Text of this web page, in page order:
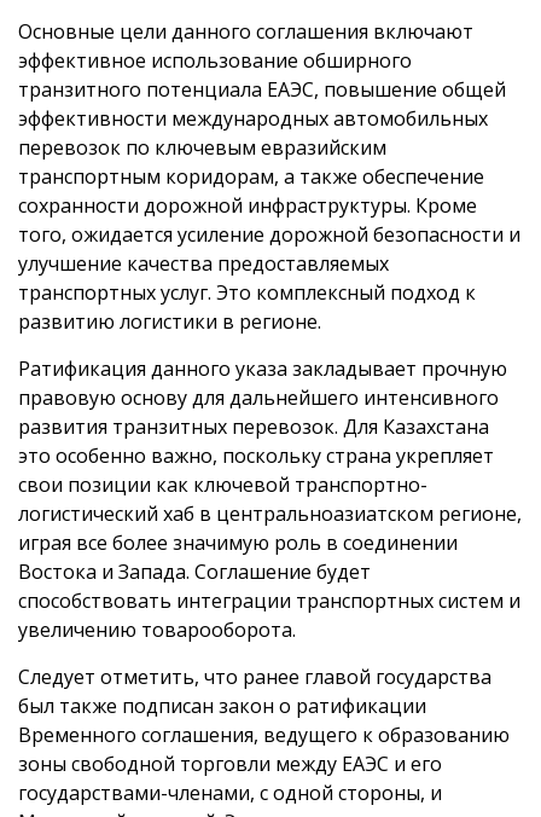
Основные цели данного соглашения включают
эффективное использование обширного
транзитного потенциала ЕАЭС, повышение общей
эффективности международных автомобильных
перевозок по ключевым евразийским
транспортным коридорам, а также обеспечение
сохранности дорожной инфраструктуры. Кроме
того, ожидается усиление дорожной безопасности и
улучшение качества предоставляемых
транспортных услуг. Это комплексный подход к
развитию логистики в регионе.
Ратификация данного указа закладывает прочную
правовую основу для дальнейшего интенсивного
развития транзитных перевозок. Для Казахстана
это особенно важно, поскольку страна укрепляет
свои позиции как ключевой транспортно-
логистический хаб в центральноазиатском регионе,
играя все более значимую роль в соединении
Востока и Запада. Соглашение будет
способствовать интеграции транспортных систем и
увеличению товарооборота.
Следует отметить, что ранее главой государства
был также подписан закон о ратификации
Временного соглашения, ведущего к образованию
зоны свободной торговли между ЕАЭС и его
государствами-членами, с одной стороны, и